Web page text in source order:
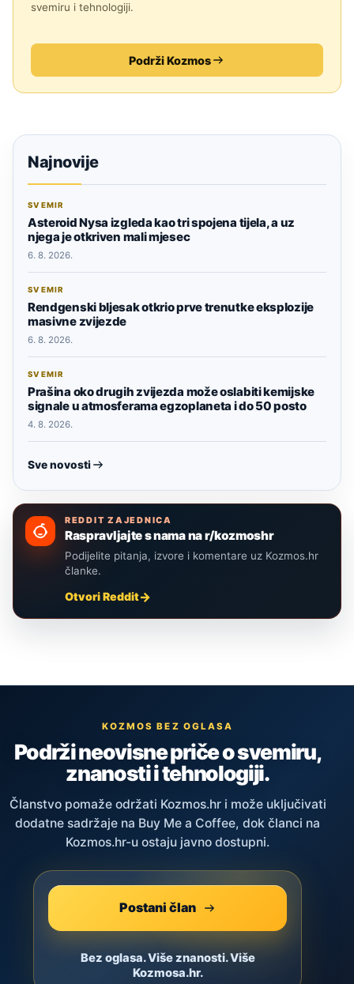
svemiru i tehnologiji.
Podrži Kozmos
Najnovije
SVEMIR
Asteroid Nysa izgleda kao tri spojena tijela, a uz
njega je otkriven mali mjesec
6. 8. 2026.
SVEMIR
Rendgenski bljesak otkrio prve trenutke eksplozije
masivne zvijezde
6. 8. 2026.
SVEMIR
Prašina oko drugih zvijezda može oslabiti kemijske
signale u atmosferama egzoplaneta i do 50 posto
4. 8. 2026.
Sve novosti
REDDIT ZAJEDNICA
Raspravljajte s nama na r/kozmoshr
Podijelite pitanja, izvore i komentare uz Kozmos.hr
članke.
Otvori Reddit
KOZMOS BEZ OGLASA
Podrži neovisne priče o svemiru,
znanosti i tehnologiji.
Članstvo pomaže održati Kozmos.hr i može uključivati
dodatne sadržaje na Buy Me a Coffee, dok članci na
Kozmos.hr-u ostaju javno dostupni.
Postani član
Bez oglasa. Više znanosti. Više
Kozmosa.hr.